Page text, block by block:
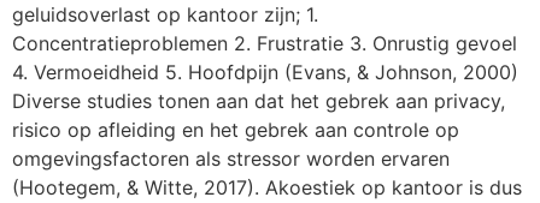
geluidsoverlast op kantoor zijn; 1.
Concentratieproblemen 2. Frustratie 3. Onrustig gevoel
4. Vermoeidheid 5. Hoofdpijn (Evans, & Johnson, 2000)
Diverse studies tonen aan dat het gebrek aan privacy,
risico op afleiding en het gebrek aan controle op
omgevingsfactoren als stressor worden ervaren
(Hootegem, & Witte, 2017). Akoestiek op kantoor is dus